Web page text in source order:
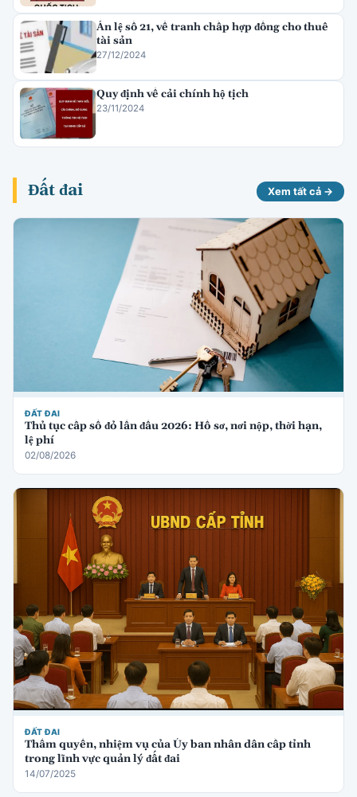
Án lệ số 21, về tranh chấp hợp đồng cho thuê
tài sản
27/12/2024
Quy định về cải chính hộ tịch
23/11/2024
Đất đai Xem tất cả →
ĐẤT ĐAI
Thủ tục cấp sổ đỏ lần đầu 2026: Hồ sơ, nơi nộp, thời hạn,
lệ phí
02/08/2026
ĐẤT ĐAI
Thẩm quyền, nhiệm vụ của Ủy ban nhân dân cấp tỉnh
trong lĩnh vực quản lý đất đai
14/07/2025